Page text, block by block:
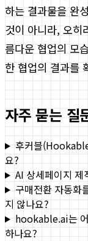
하는 결과물을 완
것이 아니라, 오히
름다운 협업의 모
한 협업의 결과를
자주 묻는 질
후커블
요?
AI 상세페이지 제
구매전환 자동화
지 않나요?
hookable.ai는
하나요?